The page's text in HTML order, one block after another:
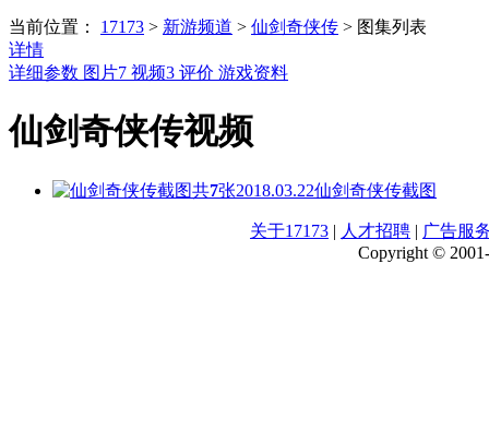
当前位置： 17173 > 新游频道 > 仙剑奇侠传 > 图集列表
详情
详细参数 图片7 视频3 评价 游戏资料
仙剑奇侠传视频
共7张2018.03.22仙剑奇侠传截图
关于17173 | 人才招聘 | 广告服
Copyright ©